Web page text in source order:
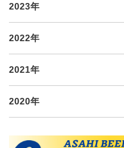
2023年
2022年
2021年
2020年